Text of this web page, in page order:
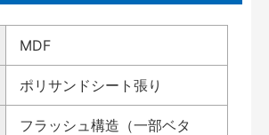
MDF
ポリサンドシート張り
フラッシュ構造（一部ベタ